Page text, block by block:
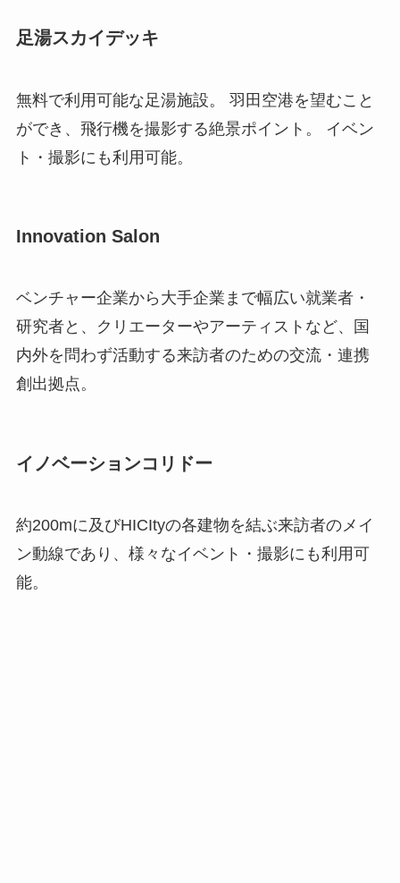
足湯スカイデッキ
無料で利用可能な足湯施設。 羽田空港を望むこと
ができ、飛行機を撮影する絶景ポイント。 イベン
ト・撮影にも利用可能。
Innovation Salon
ベンチャー企業から大手企業まで幅広い就業者・
研究者と、クリエーターやアーティストなど、国
内外を問わず活動する来訪者のための交流・連携
創出拠点。
イノベーションコリドー
約200mに及びHICItyの各建物を結ぶ来訪者のメイ
ン動線であり、様々なイベント・撮影にも利用可
能。